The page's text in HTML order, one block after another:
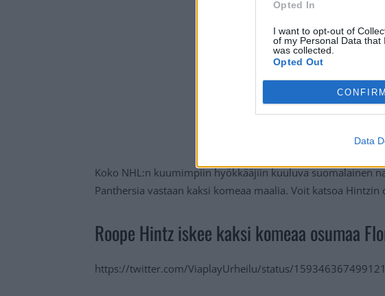
Opted In
I want to opt-out of
of my Personal Data that
was collected.
Opted Out
CONFIRM
Data
Koko NHL:n kuumimpiin hyökkääjiin kuuluva suomalainen
Panthersia vastaan kaksi komeaa maalia. Voit katsoa
Roope Hintz iskee kaksi komeaa osumaa
https://twitter.com/ViaplayUrheilu/status/